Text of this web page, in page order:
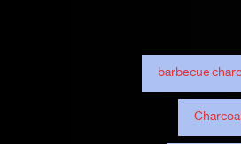
barbecue